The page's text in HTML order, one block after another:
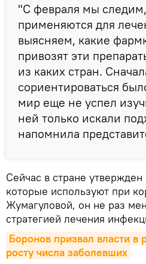
"С февраля мы следим,
применяются для
выясняем, какие
привозят эти
из каких стран.
сориентироваться
мир еще не успел
ней только искали
напомнила
Сейчас в стране утвержден
которые используют при
Жумагуловой, он не раз
стратегией лечения
Боронов призвал власти в
росту числа заболевших